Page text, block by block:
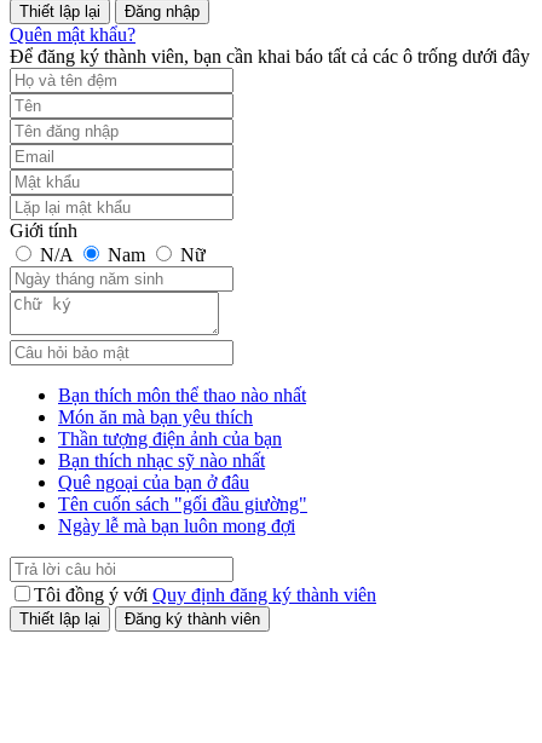
Đăng nhập
Quên mật khẩu?
Để đăng ký thành viên, bạn cần khai báo tất cả các ô trống dưới đây
Giới tính
N/A
Nam Nữ
Bạn thích môn thể thao nào nhất
Món ăn mà bạn yêu thích
Thần tượng điện ảnh của bạn
Bạn thích nhạc sỹ nào nhất
Quê ngoại của bạn ở đâu
Tên cuốn sách "gối đầu giường"
Ngày lễ mà bạn luôn mong đợi
Tôi đồng ý với Quy định đăng ký thành viên